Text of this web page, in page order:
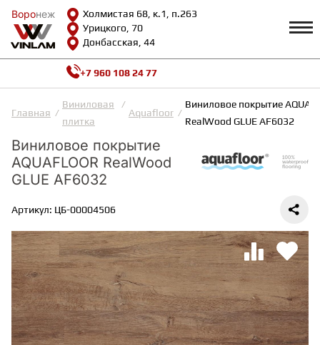
Воронеж
Холмистая 68, к.1, п.263
Урицкого, 70
Донбасская, 44
Воронеж
КАТАЛОГ Профиль
Возврат и гарантии
Сотрудничество
Вопросы и ответы
Полезная информация
Как выбрать
Калькулятор
О нас
Контакты
ВИНИЛОВАЯ ПЛИТКА
ИНЖЕНЕРНАЯ ДОСКА
ПАРКЕТНАЯ ДОСКА
ТЕРРАСНАЯ ДОСКА
+7 960 108 24 77
Главная
Виниловая
плитка
Aquafloor
Виниловое покрытие
RealWood GLUE AF6032
Виниловое покрытие
AQUAFLOOR RealWood
GLUE AF6032
Артикул: ЦБ-00004506